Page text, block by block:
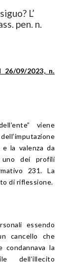
L’
pen. n.
26/09/2023, n.
viene
la valenza da
dei profili
231. La
di riflessione.
essendo
cancello che
la
dell’illecito